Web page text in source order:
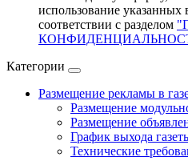
использование
соответствии с разделом
Категории
Размещение рекламы в
Размещение
Размещение
График выхода
Технические